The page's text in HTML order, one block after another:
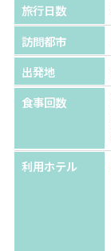
旅行日数
訪問都市
出発地
食事回数
利用ホテル